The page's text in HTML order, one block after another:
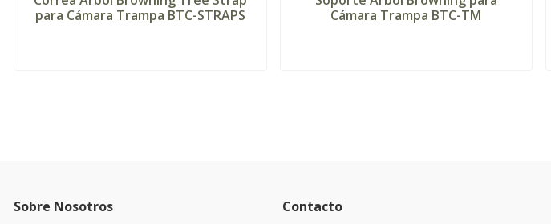
para Cámara Trampa BTC-STRAPS
Cámara Trampa BTC-TM
Sobre Nosotros Contacto